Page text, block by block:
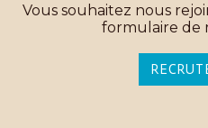
Vous souhaitez nous
formulaire de